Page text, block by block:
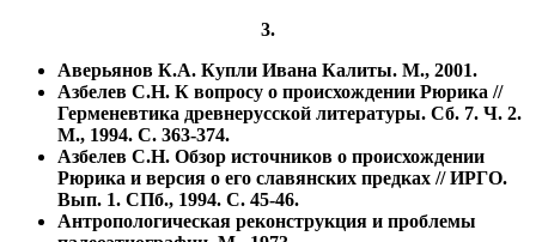
3.
Аверьянов К.А. Купли Ивана Калиты. М., 2001.
Азбелев С.Н. К вопросу о происхождении Рюрика //
Герменевтика древнерусской литературы. Сб. 7. Ч. 2.
М., 1994. С. 363-374.
Азбелев С.Н. Обзор источников о происхождении
Рюрика и версия о его славянских предках // ИРГО.
Вып. 1. СПб., 1994. С. 45-46.
Антропологическая реконструкция и проблемы